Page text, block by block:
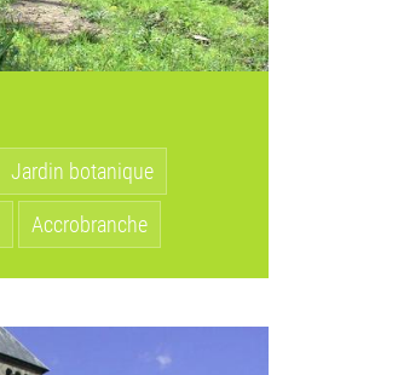
Jardin botanique
Accrobranche